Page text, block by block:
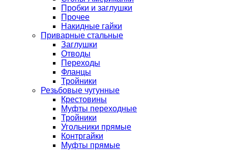
Пробки и заглушки
Прочее
Накидные гайки
Приварные стальные
Заглушки
Отводы
Переходы
Фланцы
Тройники
Резьбовые чугунные
Крестовины
Муфты переходные
Тройники
Угольники прямые
Контргайки
Муфты прямые